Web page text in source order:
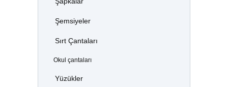
Şemsiyeler
Sırt Çantaları
Okul çantaları
Yüzükler